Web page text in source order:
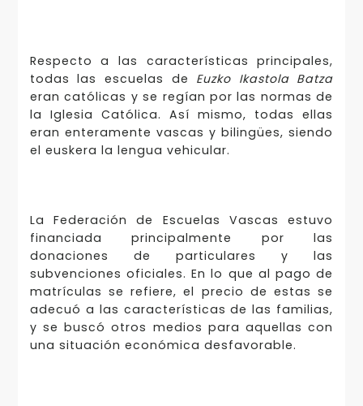
Respecto a las características principales,
todas las escuelas de Euzko Ikastola Batza
eran católicas y se regían por las normas de
la Iglesia Católica. Así mismo, todas ellas
eran enteramente vascas y bilingües, siendo
el euskera la lengua vehicular.
La Federación de Escuelas Vascas estuvo
financiada principalmente por las
donaciones de particulares y las
subvenciones oficiales. En lo que al pago de
matrículas se refiere, el precio de estas se
adecuó a las características de las familias,
y se buscó otros medios para aquellas con
una situación económica desfavorable.